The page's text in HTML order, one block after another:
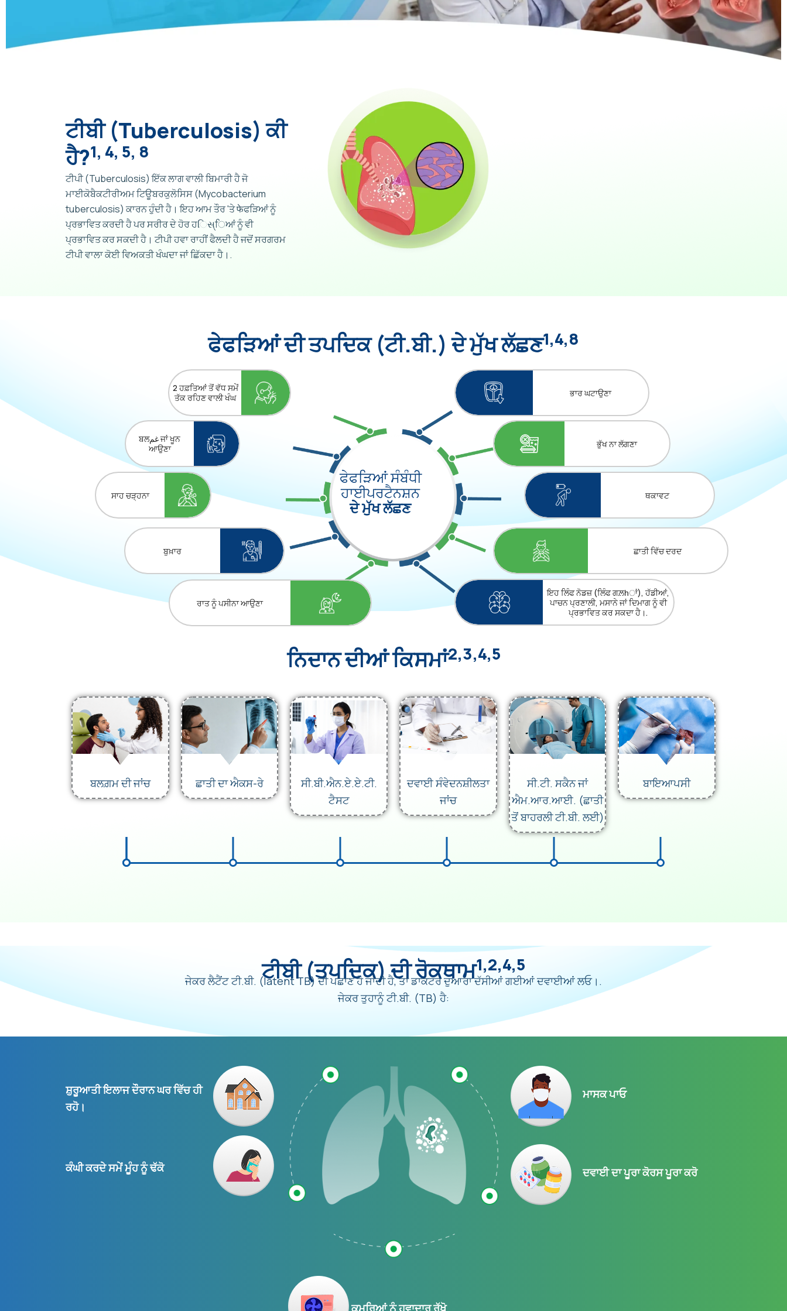
ਟੀਬੀ (Tuberculosis) ਕੀ
ਹੈ?1, 4, 5, 8
ਟੀਪੀ (Tuberculosis) ਇੱਕ ਲਾਗ ਵਾਲੀ ਬਿਮਾਰੀ ਹੈ ਜੋ
ਮਾਈਕੋਬੈਕਟੀਰੀਅਮ ਟਿਊਬਰਕੁਲੋਸਿਸ (Mycobacterium
tuberculosis) ਕਾਰਨ ਹੁੰਦੀ ਹੈ। ਇਹ ਆਮ ਤੌਰ 'ਤੇ फेਫੜਿਆਂ ਨੂੰ
ਪ੍ਰਭਾਵਿਤ ਕਰਦੀ ਹੈ ਪਰ ਸਰੀਰ ਦੇ ਹੋਰ ਹિસ્ਿਆਂ ਨੂੰ ਵੀ
ਪ੍ਰਭਾਵਿਤ ਕਰ ਸਕਦੀ ਹੈ। ਟੀਪੀ ਹਵਾ ਰਾਹੀਂ ਫੈਲਦੀ ਹੈ ਜਦੋਂ ਸਰਗਰਮ
ਟੀਪੀ ਵਾਲਾ ਕੋਈ ਵਿਅਕਤੀ ਖੰਘਦਾ ਜਾਂ ਛਿੱਕਦਾ ਹੈ।.
ਫੇਫੜਿਆਂ ਦੀ ਤਪਦਿਕ (ਟੀ.ਬੀ.) ਦੇ ਮੁੱਖ ਲੱਛਣ1,4,8
2 ਹਫ਼ਤਿਆਂ ਤੋਂ ਵੱਧ ਸਮੇਂ
ਤੱਕ ਰਹਿਣ ਵਾਲੀ ਖੰਘ
ਰਾਤ ਨੂੰ ਪਸੀਨਾ ਆਉਣਾ
ਬਲغم ਜਾਂ ਖੂਨ
ਆਉਣਾ
ਸਾਹ ਚੜ੍ਹਨਾ
ਬੁਖ਼ਾਰ
ਫੇਫੜਿਆਂ ਸੰਬੰਧੀ
ਹਾਈਪਰਟੈਨਸ਼ਨ
ਦੇ ਮੁੱਖ ਲੱਛਣ
ਭੁੱਖ ਨਾ ਲੱਗਣਾ
ਇਹ ਲਿੰਫ ਨੋਡਜ਼ (ਲਿੰਫ ਗਲ਼հਾਂ), ਹੱਡੀਆਂ,
ਪਾਚਨ ਪ੍ਰਣਾਲੀ, ਮਸਾਨੇ ਜਾਂ ਦਿਮਾਗ ਨੂੰ ਵੀ
ਪ੍ਰਭਾਵਿਤ ਕਰ ਸਕਦਾ ਹੈ।.
ਥਕਾਵਟ
ਭਾਰ ਘਟਾਉਣਾ
ਛਾਤੀ ਵਿੱਚ ਦਰਦ
ਨਿਦਾਨ ਦੀਆਂ ਕਿਸਮਾਂ2,3,4,5
ਬਲਗ਼ਮ ਦੀ ਜਾਂਚ ਛਾਤੀ ਦਾ ਐਕਸ-ਰੇ
ਸੀ.ਬੀ.ਐਨ.ਏ.ਏ.ਟੀ.
ਟੈਸਟ
ਦਵਾਈ ਸੰਵੇਦਨਸ਼ੀਲਤਾ
ਜਾਂਚ
ਸੀ.ਟੀ. ਸਕੈਨ ਜਾਂ
ਐਮ.ਆਰ.ਆਈ. (ਛਾਤੀ
ਤੋਂ ਬਾਹਰਲੀ ਟੀ.ਬੀ. ਲਈ)
ਬਾਇਆਪਸੀ
ਟੀਬੀ (ਤਪਦਿਕ) ਦੀ ਰੋਕਥਾਮ1,2,4,5
ਜੇਕਰ ਲੈਟੈਂਟ ਟੀ.ਬੀ. (latent TB) ਦੀ ਪਛਾਣ ਹੋ ਜਾਂਦੀ ਹੈ, ਤਾਂ ਡਾਕਟਰ ਦੁਆਰਾ ਦੱਸੀਆਂ ਗਈਆਂ ਦਵਾਈਆਂ ਲਓ।.
ਜੇਕਰ ਤੁਹਾਨੂੰ ਟੀ.ਬੀ. (TB) ਹੈ:
ਸ਼ੁਰੂਆਤੀ ਇਲਾਜ ਦੌਰਾਨ ਘਰ ਵਿੱਚ ਹੀ
ਰਹੋ।
ਕੰਘੀ ਕਰਦੇ ਸਮੇਂ ਮੂੰਹ ਨੂੰ ਢੱਕੋ
ਕਮਰਿਆਂ ਨੂੰ ਹਵਾਦਾਰ ਰੱਖੋ
ਮਾਸਕ ਪਾਓ
ਦਵਾਈ ਦਾ ਪੂਰਾ ਕੋਰਸ ਪੂਰਾ ਕਰੋ